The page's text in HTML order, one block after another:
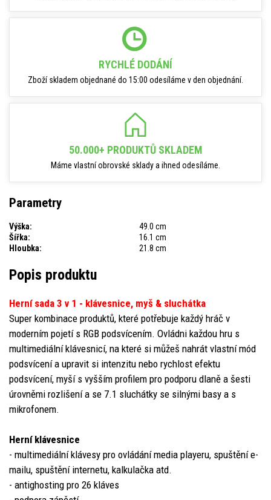
RYCHLÉ DODÁNÍ
Zboží skladem objednané do 15:00 odesíláme v den objednání.
50.000+ PRODUKTŮ SKLADEM
Máme vlastní obrovské sklady a ihned odesíláme.
Parametry
Výška:
49.0 cm
Šířka:
16.1 cm
Hloubka:
21.8 cm
Popis produktu
Herní sada 3 v 1 - klávesnice, myš & sluchátka
Super kombinace produktů, které potřebuje každý hráč v
moderním pojetí s RGB podsvícením. Ovládni každou hru s
multimediální klávesnicí, na které si můžeš nahrát vlastní mód
podsvícení a upravit si intenzitu nebo rychlost efektu
podsvícení, myší s vyšším profilem pro podporu dlaně a šesti
úrovněmi rozlišení a se 7.1 sluchátky se silnými basy a s
mikrofonem.
Herní klávesnice
- multimediální klávesy pro ovládání media playeru, spuštění e-
mailu, spuštění internetu, kalkulačka atd.
- antighosting pro 26 kláves